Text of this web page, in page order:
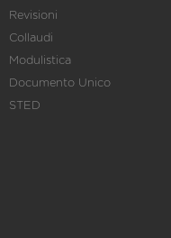
Revisioni
Collaudi
Modulistica
Documento Unico
STED